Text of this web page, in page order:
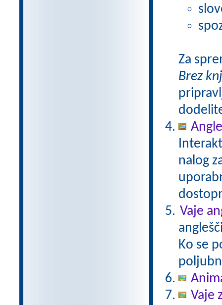
Za
Brez
nalog
Vaje
Ko se
Vaje